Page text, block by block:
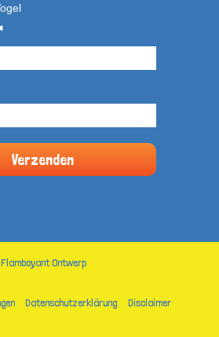
Flamboyant Ontwerp
Datenschutzerklärung
Disclaimer